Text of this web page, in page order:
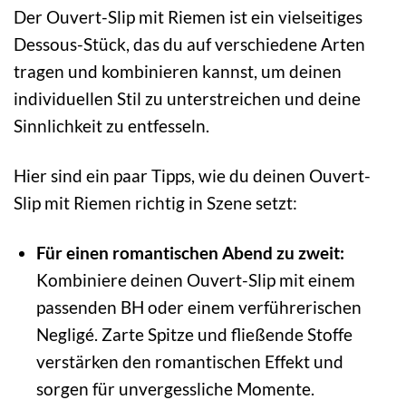
Der Ouvert-Slip mit Riemen ist ein vielseitiges
Dessous-Stück, das du auf verschiedene Arten
tragen und kombinieren kannst, um deinen
individuellen Stil zu unterstreichen und deine
Sinnlichkeit zu entfesseln.
Hier sind ein paar Tipps, wie du deinen Ouvert-
Slip mit Riemen richtig in Szene setzt:
Für einen romantischen Abend zu zweit:
Kombiniere deinen Ouvert-Slip mit einem
passenden BH oder einem verführerischen
Negligé. Zarte Spitze und fließende Stoffe
verstärken den romantischen Effekt und
sorgen für unvergessliche Momente.